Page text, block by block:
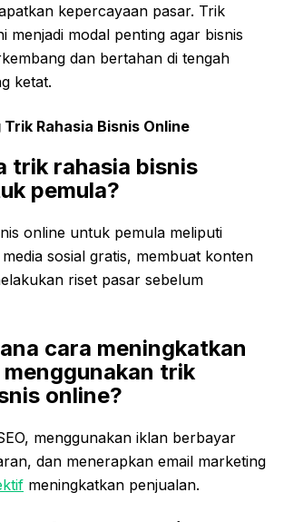
kepercayaan pasar. Trik
menjadi modal penting agar bisnis
dan bertahan di tengah
ketat.
Trik Rahasia Bisnis Online
trik rahasia bisnis
pemula?
online untuk pemula meliputi
sosial gratis, membuat konten
riset pasar sebelum
cara meningkatkan
trik
online?
menggunakan iklan berbayar
dan menerapkan email marketing
meningkatkan penjualan.